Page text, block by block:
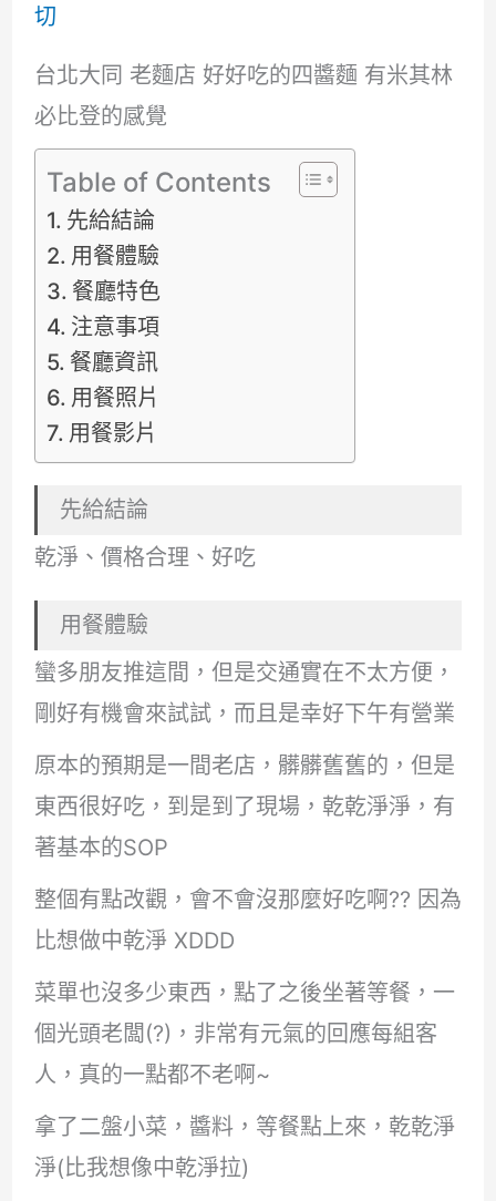
切
台北大同 老麵店 好好吃的四醬麵 有米其林
必比登的感覺
Table of Contents
先給結論
用餐體驗
餐廳特色
注意事項
餐廳資訊
用餐照片
用餐影片
先給結論
乾淨、價格合理、好吃
用餐體驗
蠻多朋友推這間，但是交通實在不太方便，
剛好有機會來試試，而且是幸好下午有營業
原本的預期是一間老店，髒髒舊舊的，但是
東西很好吃，到是到了現場，乾乾淨淨，有
著基本的SOP
整個有點改觀，會不會沒那麼好吃啊?? 因為
比想做中乾淨 XDDD
菜單也沒多少東西，點了之後坐著等餐，一
個光頭老闆(?)，非常有元氣的回應每組客
人，真的一點都不老啊~
拿了二盤小菜，醬料，等餐點上來，乾乾淨
淨(比我想像中乾淨拉)